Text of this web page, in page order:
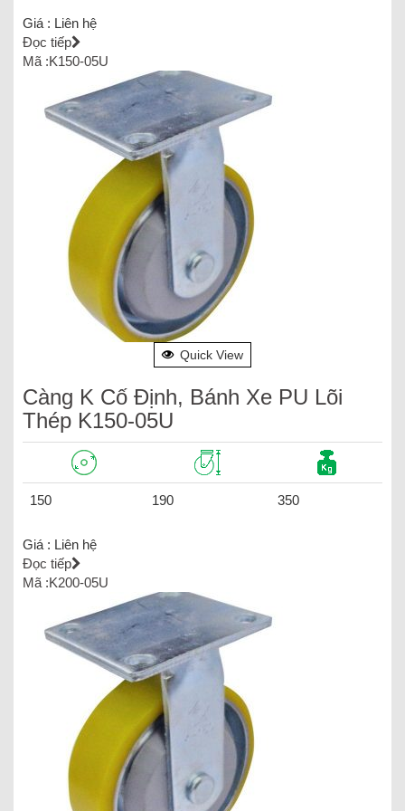
Giá : Liên hệ
Đọc tiếp
Mã :K150-05U
Quick View
Càng K Cố Định, Bánh Xe PU Lõi
Thép K150-05U
150 190 350
Giá : Liên hệ
Đọc tiếp
Mã :K200-05U